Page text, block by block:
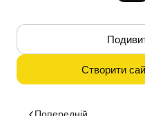
Створити